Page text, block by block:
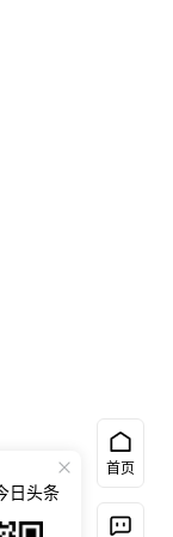
首页
日头条